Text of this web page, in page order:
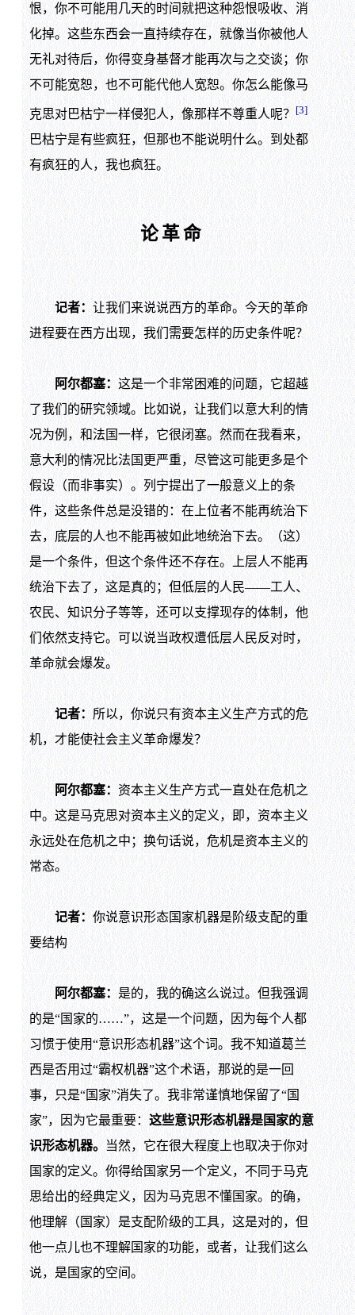
恨，你不可能用几天的时间就把这种怨恨吸收、消
化掉。这些东西会一直持续存在，就像当你被他人
无礼对待后，你得变身基督才能再次与之交谈；你
不可能宽恕，也不可能代他人宽恕。你怎么能像马
克思对巴枯宁一样侵犯人，像那样不尊重人呢？ [3]
巴枯宁是有些疯狂，但那也不能说明什么。到处都
有疯狂的人，我也疯狂。
论革命
记者： 让我们来说说西方的革命。今天的革命
进程要在西方出现，我们需要怎样的历史条件呢？
阿尔都塞： 这是一个非常困难的问题，它超越
了我们的研究领域。比如说，让我们以意大利的情
况为例，和法国一样，它很闭塞。然而在我看来，
意大利的情况比法国更严重，尽管这可能更多是个
假设（而非事实）。列宁提出了一般意义上的条
件，这些条件总是没错的：在上位者不能再统治下
去，底层的人也不能再被如此地统治下去。（这）
是一个条件，但这个条件还不存在。上层人不能再
统治下去了，这是真的；但低层的人民——工人、
农民、知识分子等等，还可以支撑现存的体制，他
们依然支持它。可以说当政权遭低层人民反对时，
革命就会爆发。
记者： 所以，你说只有资本主义生产方式的危
机，才能使社会主义革命爆发？
阿尔都塞： 资本主义生产方式一直处在危机之
中。这是马克思对资本主义的定义，即，资本主义
永远处在危机之中；换句话说，危机是资本主义的
常态。
记者： 你说意识形态国家机器是阶级支配的重
要结构
阿尔都塞： 是的，我的确这么说过。但我强调
的是“国家的……”，这是一个问题，因为每个人都
习惯于使用“意识形态机器”这个词。我不知道葛兰
西是否用过“霸权机器”这个术语，那说的是一回
事，只是“国家”消失了。我非常谨慎地保留了“国
家”，因为它最重要： 这些意识形态机器是国家的意
识形态机器。
当然，它在很大程度上也取决于你对
国家的定义。你得给国家另一个定义，不同于马克
思给出的经典定义，因为马克思不懂国家。的确，
他理解（国家）是支配阶级的工具，这是对的，但
他一点儿也不理解国家的功能，或者，让我们这么
说，是国家的空间。